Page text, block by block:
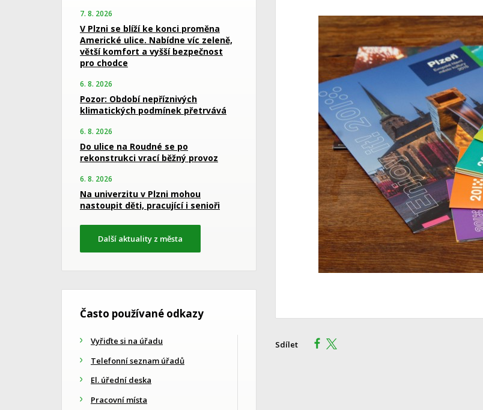
Sdílet
7. 8. 2026
V Plzni se blíží ke konci proměna
Americké ulice. Nabídne víc zeleně,
větší komfort a vyšší bezpečnost
pro chodce
6. 8. 2026
Pozor: Období nepříznivých
klimatických podmínek přetrvává
6. 8. 2026
Do ulice na Roudné se po
rekonstrukci vrací běžný provoz
6. 8. 2026
Na univerzitu v Plzni mohou
nastoupit děti, pracující i senioři
Další aktuality z města
Často používané odkazy
Vyřiďte si na úřadu
Telefonní seznam úřadů
El. úřední deska
Pracovní místa